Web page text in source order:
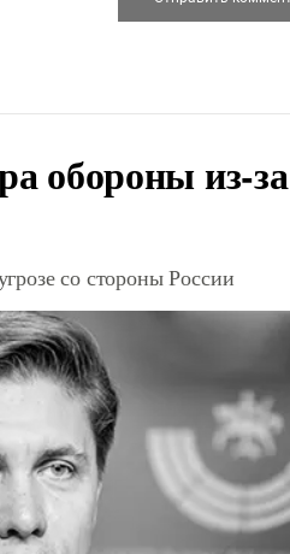
обороны из-за
со стороны России